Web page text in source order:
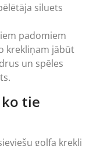
siluets
padomiem
krekliņam jābūt
un spēles
tie
golfa krekli